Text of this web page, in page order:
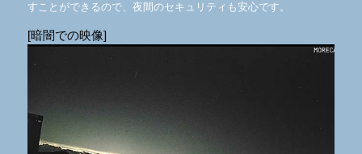
すことができるので、夜間のセキュリティも安心です。
[暗闇での映像]